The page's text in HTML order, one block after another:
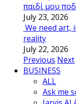
παιδί μου
July 23, 2026
We need art,
reality
July 22, 2026
Previous Next
BUSINESS
ALL
Ask me